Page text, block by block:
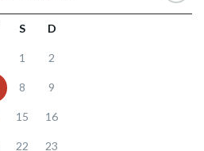
S D
1 2
8 9
15 16
22 23